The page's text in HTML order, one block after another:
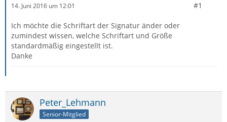
14. Juni 2016 um 12:01 #1
Ich möchte die Schriftart der Signatur änder oder
zumindest wissen, welche Schriftart und Größe
standardmäßig eingestellt ist.
Danke
Peter_Lehmann
Senior-Mitglied